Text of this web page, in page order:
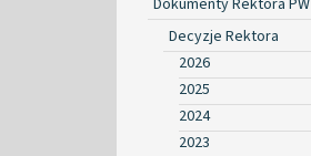
Decyzje Rektora
2026
2025
2024
2023